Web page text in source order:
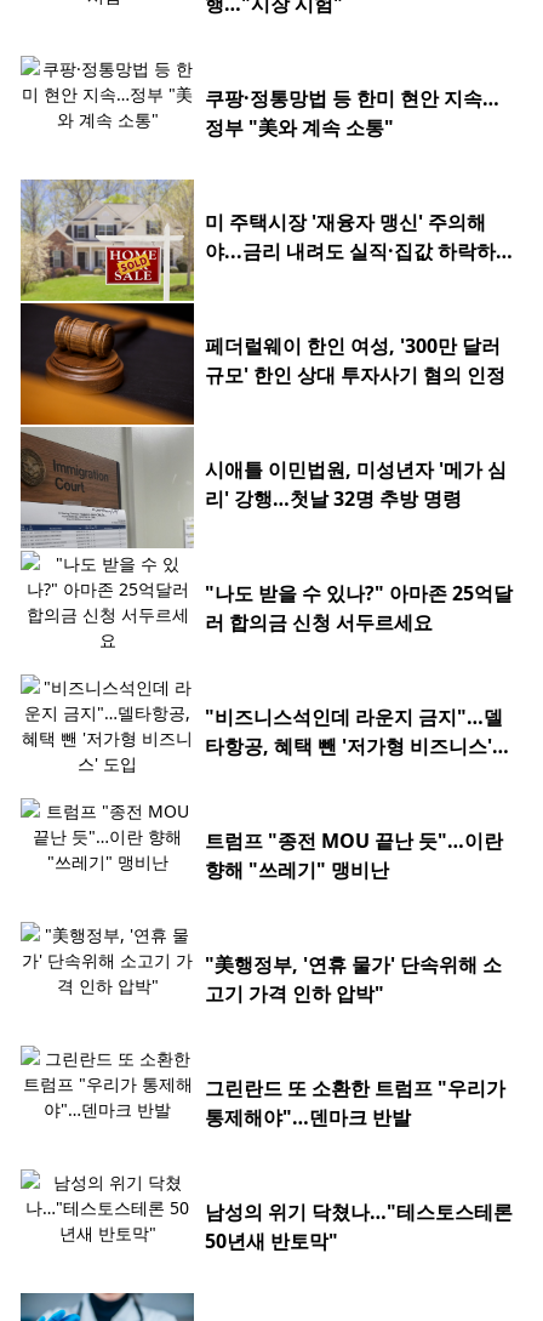
쿠팡·정통망법 등 한미 현안 지속…
정부 "美와 계속 소통"
미 주택시장 '재융자 맹신' 주의해
야...금리 내려도 실직·집값 하락하
페더럴웨이 한인 여성, '300만 달러
규모' 한인 상대 투자사기 혐의 인정
시애틀 이민법원, 미성년자 '메가 심
리' 강행…첫날 32명 추방 명령
"나도 받을 수 있나?" 아마존 25억달
러 합의금 신청 서두르세요
"비즈니스석인데 라운지 금지"…델
타항공, 혜택 뺀 '저가형 비즈니스'
트럼프 "종전 MOU 끝난 듯"…이란
향해 "쓰레기" 맹비난
"美행정부, '연휴 물가' 단속위해 소
고기 가격 인하 압박"
그린란드 또 소환한 트럼프 "우리가
통제해야"…덴마크 반발
남성의 위기 닥쳤나…"테스토스테론
50년새 반토막"